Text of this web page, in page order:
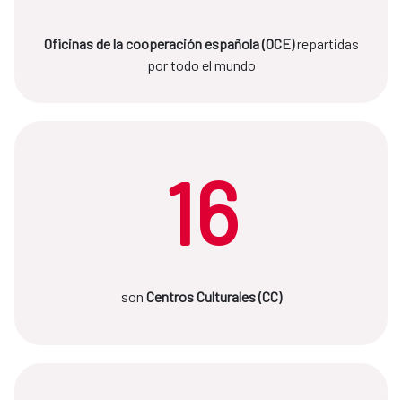
Oficinas de la cooperación española (OCE)repartidas
por todo el mundo
16
son Centros Culturales (CC)